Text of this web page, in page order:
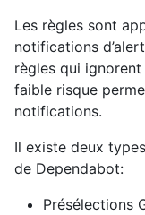
Les règles sont
notifications
règles qui
faible risque
notifications.
Il existe deux
de Dependabot:
Présélections